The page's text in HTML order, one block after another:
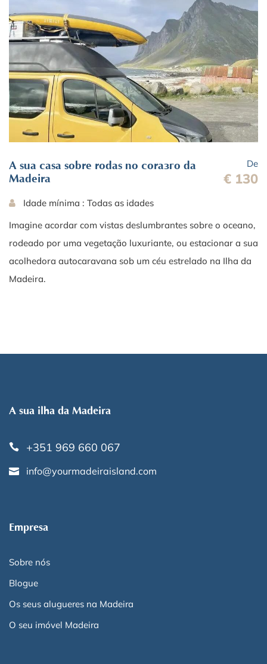
A sua casa sobre rodas no coração da
Madeira
De
€ 130
Idade mínima : Todas as idades
Imagine acordar com vistas deslumbrantes sobre o oceano,
rodeado por uma vegetação luxuriante, ou estacionar a sua
acolhedora autocaravana sob um céu estrelado na Ilha da
Madeira.
A sua ilha da Madeira
+351 969 660 067
info@yourmadeiraisland.com
Empresa
Sobre nós
Blogue
Os seus alugueres na Madeira
O seu imóvel Madeira